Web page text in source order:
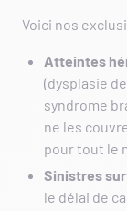
Voici nos
Atteintes
(dysplasie
syndrome
ne les
pour tout le
Sinistres
le délai de